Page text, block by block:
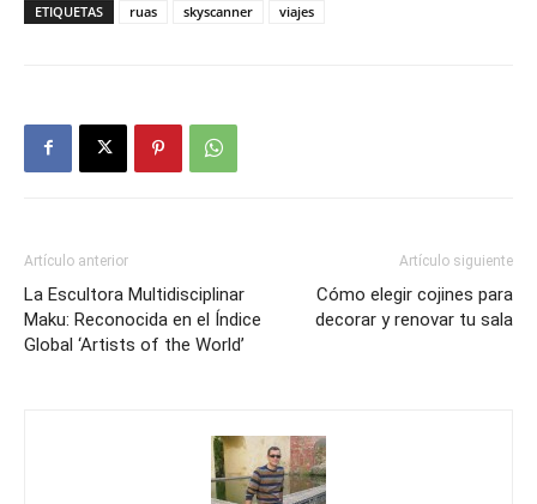
ETIQUETAS ruas skyscanner viajes
Artículo anterior
La Escultora Multidisciplinar
Maku: Reconocida en el Índice
Global ‘Artists of the World’
Artículo siguiente
Cómo elegir cojines para
decorar y renovar tu sala